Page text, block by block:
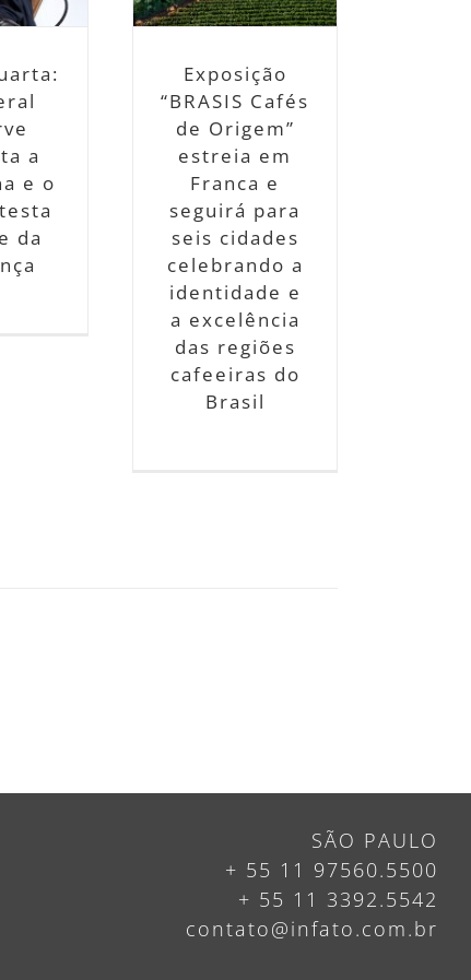
a
e o
da
das
Exposição
“BRASIS Cafés
de Origem”
estreia em
Franca e
seguirá para
seis cidades
celebrando a
identidade e
a excelência
das regiões
cafeeiras do
Brasil
SÃO PAULO
+ 55 11 97560.5500
+ 55 11 3392.5542
contato@infato.com.br